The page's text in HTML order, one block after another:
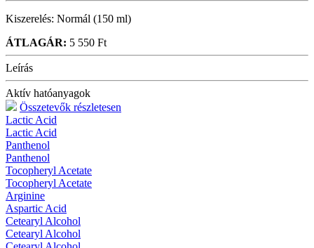
Kiszerelés: Normál (150 ml)
ÁTLAGÁR: 5 550 Ft
Leírás
Aktív hatóanyagok
Összetevők részletesen
Lactic Acid
Lactic Acid
Panthenol
Panthenol
Tocopheryl Acetate
Tocopheryl Acetate
Arginine
Aspartic Acid
Cetearyl Alcohol
Cetearyl Alcohol